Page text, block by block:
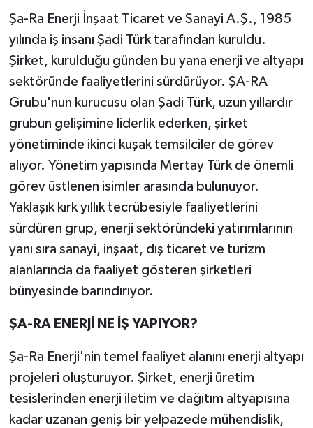
Şa-Ra Enerji İnşaat Ticaret ve Sanayi A.Ş., 1985
yılında iş insanı Şadi Türk tarafından kuruldu.
Şirket, kurulduğu günden bu yana enerji ve altyapı
sektöründe faaliyetlerini sürdürüyor. ŞA-RA
Grubu'nun kurucusu olan Şadi Türk, uzun yıllardır
grubun gelişimine liderlik ederken, şirket
yönetiminde ikinci kuşak temsilciler de görev
alıyor. Yönetim yapısında Mertay Türk de önemli
görev üstlenen isimler arasında bulunuyor.
Yaklaşık kırk yıllık tecrübesiyle faaliyetlerini
sürdüren grup, enerji sektöründeki yatırımlarının
yanı sıra sanayi, inşaat, dış ticaret ve turizm
alanlarında da faaliyet gösteren şirketleri
bünyesinde barındırıyor.
ŞA-RA ENERJİ NE İŞ YAPIYOR?
Şa-Ra Enerji'nin temel faaliyet alanını enerji altyapı
projeleri oluşturuyor. Şirket, enerji üretim
tesislerinden enerji iletim ve dağıtım altyapısına
kadar uzanan geniş bir yelpazede mühendislik,